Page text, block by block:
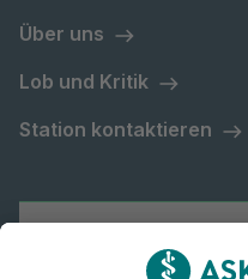
Über uns
Lob und Kritik
Station kontaktieren
Asklepios Gruppe